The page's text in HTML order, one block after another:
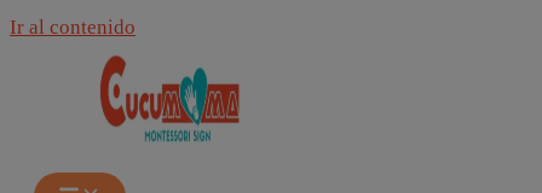
Ir al contenido